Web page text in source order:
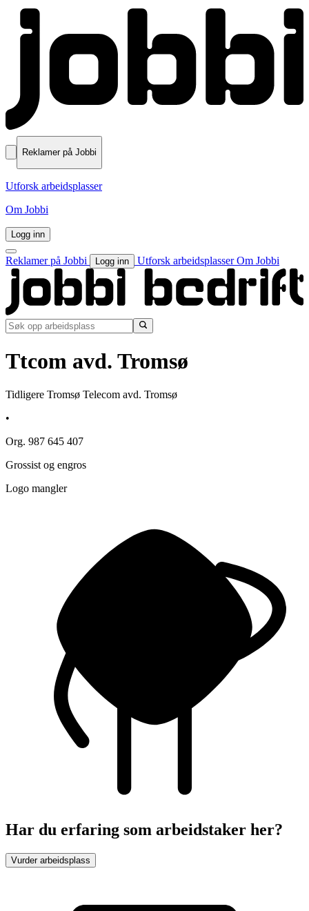
Reklamer på Jobbi
Utforsk arbeidsplasser
Om Jobbi
Logg inn
Reklamer på Jobbi Logg inn Utforsk arbeidsplasserOm Jobbi
Ttcom avd. Tromsø
Tidligere Tromsø Telecom avd. Tromsø
•
Org. 987 645 407
Grossist og engros
Logo mangler
Har du erfaring som arbeidstaker her?
Vurder arbeidsplass